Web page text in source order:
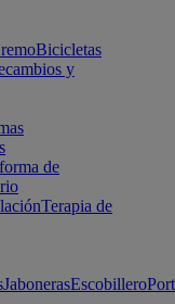
Bicicletas
y
de
Terapia de
JabonerasEscobillero